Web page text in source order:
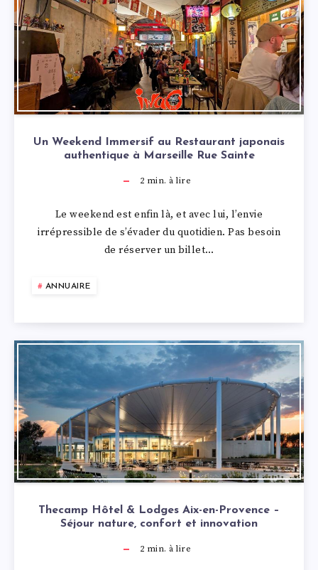
Un Weekend Immersif au Restaurant japonais
authentique à Marseille Rue Sainte
2 min. à lire
Le weekend est enfin là, et avec lui, l’envie
irrépressible de s’évader du quotidien. Pas besoin
de réserver un billet…
ANNUAIRE
Thecamp Hôtel & Lodges Aix-en-Provence –
Séjour nature, confort et innovation
2 min. à lire